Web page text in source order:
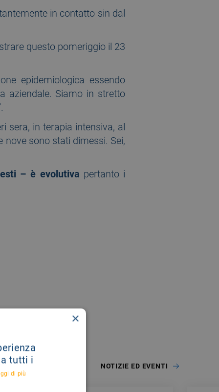
in contatto sin dal
questo pomeriggio il 23
epidemiologica essendo
aziendale. Siamo in stretto
sera, in terapia intensiva, al
nove sono stati dimessi. Sei,
– è evolutiva pertanto i
NOTIZIE ED EVENTI
×
a tutti i
di più